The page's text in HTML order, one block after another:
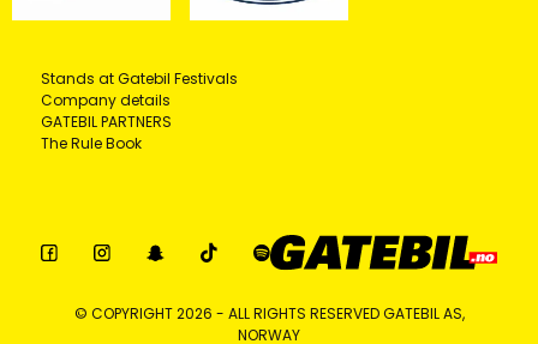
Stands at Gatebil Festivals
Company details
GATEBIL PARTNERS
The Rule Book
© COPYRIGHT 2026 - ALL RIGHTS RESERVED GATEBIL AS,
NORWAY